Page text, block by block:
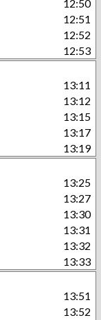
12:50
12:51
12:52
12:53
13:11
13:12
13:15
13:17
13:19
13:25
13:27
13:30
13:31
13:32
13:33
13:51
13:52